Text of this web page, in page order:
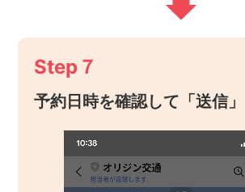
Step７
予約日時を確認して「送信